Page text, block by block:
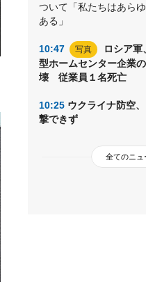
ついて「私たちはあら
ある」
10:47 写真
ロシア軍
型ホームセンター企業
壊 従業員１名死亡
10:25 ウクライナ防空
撃できず
全てのニュ